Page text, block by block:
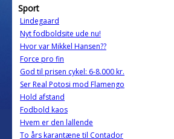
Sport
Lindegaard
Nyt fodboldsite ude nu!
Hvor var Mikkel Hansen??
Force pro fin
God til prisen cykel: 6-8.000 kr.
Ser Real Potosi mod Flamengo
Hold afstand
Fodbold kaos
Hvem er den lallende
To års karantæne til Contador